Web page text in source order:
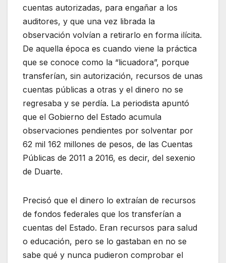
cuentas autorizadas, para engañar a los
auditores, y que una vez librada la
observación volvían a retirarlo en forma ilícita.
De aquella época es cuando viene la práctica
que se conoce como la “licuadora”, porque
transferían, sin autorización, recursos de unas
cuentas públicas a otras y el dinero no se
regresaba y se perdía. La periodista apuntó
que el Gobierno del Estado acumula
observaciones pendientes por solventar por
62 mil 162 millones de pesos, de las Cuentas
Públicas de 2011 a 2016, es decir, del sexenio
de Duarte.
Precisó que el dinero lo extraían de recursos
de fondos federales que los transferían a
cuentas del Estado. Eran recursos para salud
o educación, pero se lo gastaban en no se
sabe qué y nunca pudieron comprobar el